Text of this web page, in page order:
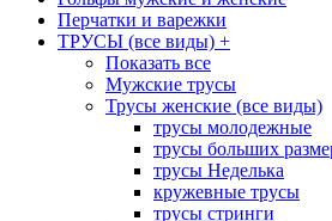
Перчатки и варежки
ТРУСЫ (все виды) +
Показать все
Мужские трусы
Трусы женские (все виды)
трусы молодежные
трусы больших
трусы Неделька
кружевные трусы
трусы стринги